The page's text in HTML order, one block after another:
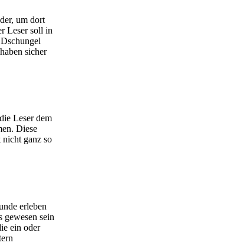
um dort
Leser soll in
sicher
Leser dem
Diese
nicht ganz so
erleben
sein
ein oder